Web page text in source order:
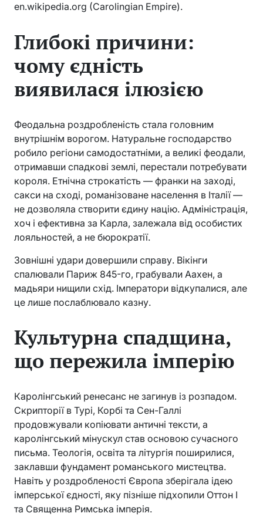
en.wikipedia.org (Carolingian Empire).
Глибокі причини:
чому єдність
виявилася ілюзією
Феодальна роздробленість стала головним
внутрішнім ворогом. Натуральне господарство
робило регіони самодостатніми, а великі феодали,
отримавши спадкові землі, перестали потребувати
короля. Етнічна строкатість — франки на заході,
сакси на сході, романізоване населення в Італії —
не дозволяла створити єдину націю. Адміністрація,
хоч і ефективна за Карла, залежала від особистих
лояльностей, а не бюрократії.
Зовнішні удари довершили справу. Вікінги
спалювали Париж 845-го, грабували Аахен, а
мадьяри нищили схід. Імператори відкупалися, але
це лише послаблювало казну.
Культурна спадщина,
що пережила імперію
Каролінгський ренесанс не загинув із розпадом.
Скрипторії в Турі, Корбі та Сен-Галлі
продовжували копіювати античні тексти, а
каролінгський мінускул став основою сучасного
письма. Теологія, освіта та літургія поширилися,
заклавши фундамент романського мистецтва.
Навіть у роздробленості Європа зберігала ідею
імперської єдності, яку пізніше підхопили Оттон I
та Священна Римська імперія.